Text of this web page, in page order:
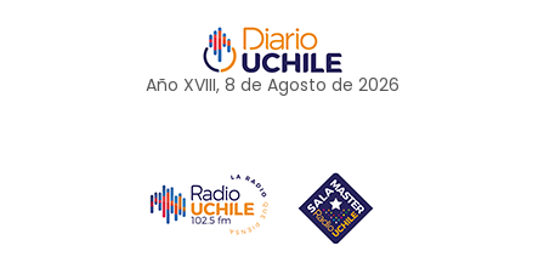
Año XVIII, 8 de Agosto de 2026